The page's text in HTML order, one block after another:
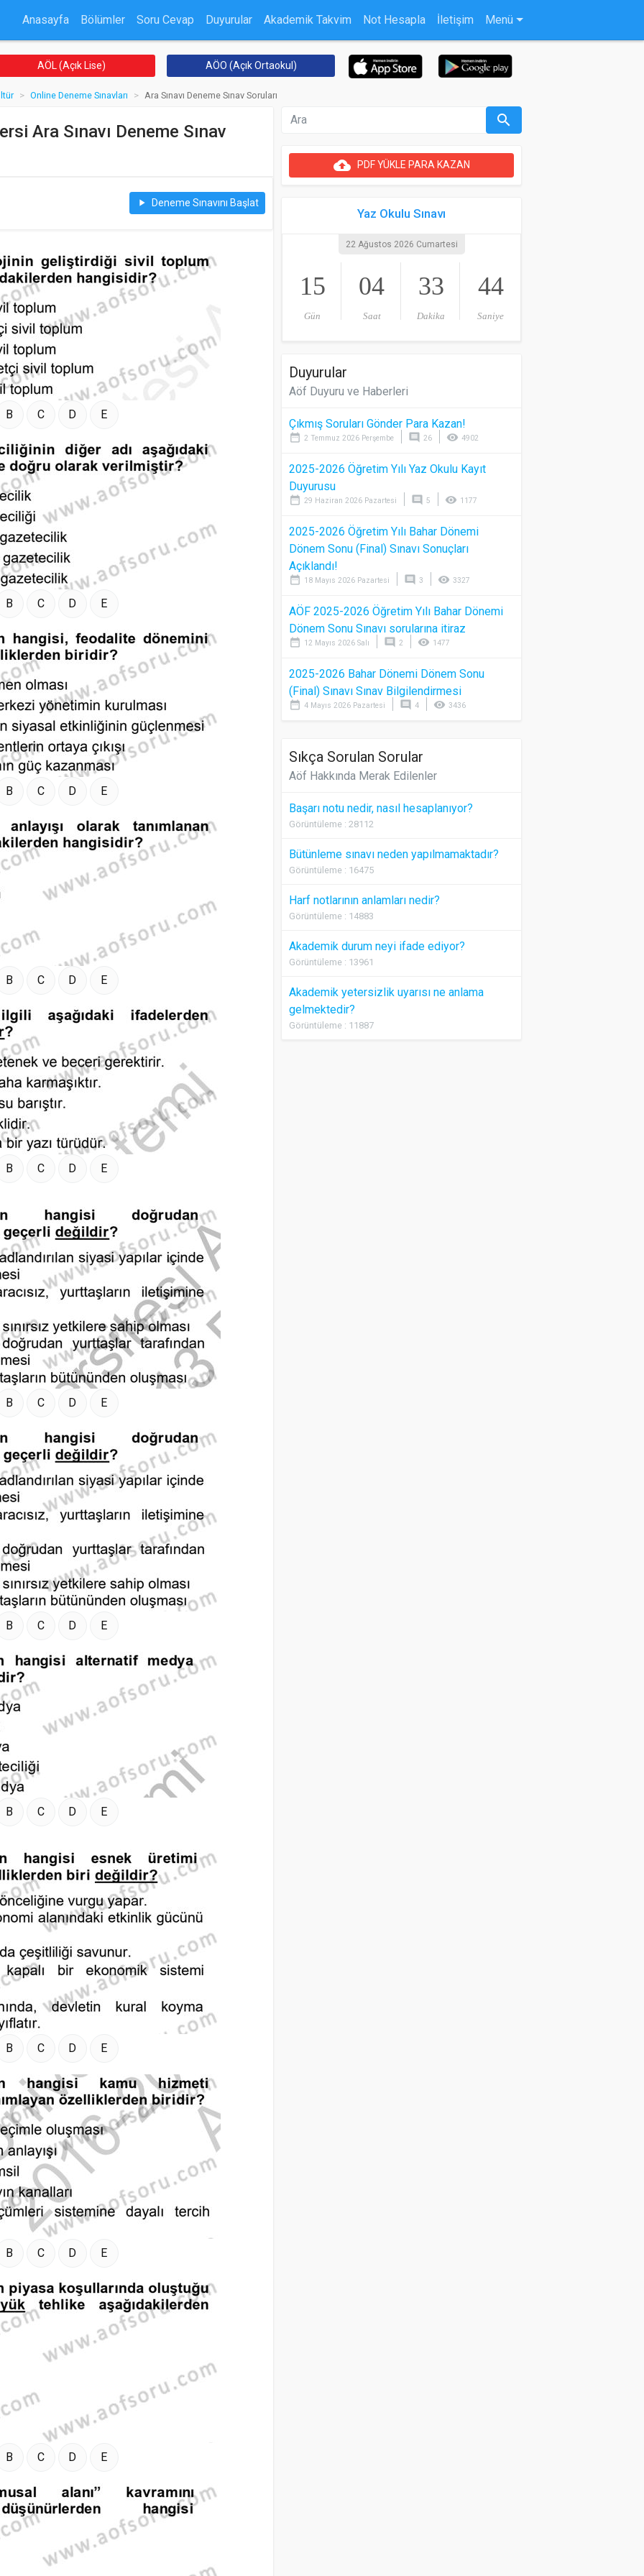
Anasayfa Bölümler Soru Cevap Duyurular Akademik Takvim Not Hesapla İletişim Menü
AÖL (Açık Lise) AÖO (Açık Ortaokul)
Online Deneme Sınavları Ara Sınavı Deneme Sınav Soruları
Ara Sınavı Deneme Sınav
play_arrow Deneme Sınavını Başlat
B C D E
B C D E
B C D E
B C D E
B C D E
B C D E
B C D E
B C D E
B C D E
B C D E
B C D E
search
cloud_uploadPDF YÜKLE PARA KAZAN
Yaz Okulu Sınavı
22 Ağustos 2026 Cumartesi
15
Gün
04
Saat
33
Dakika
43
Saniye
Duyurular
Aöf Duyuru ve Haberleri
Çıkmış Soruları Gönder Para Kazan!
date_range 2 Temmuz 2026 Perşembe comment 26 visibility 4902
2025-2026 Öğretim Yılı Yaz Okulu Kayıt
Duyurusu
date_range 29 Haziran 2026 Pazartesi comment 5 visibility 1177
2025-2026 Öğretim Yılı Bahar Dönemi
Dönem Sonu (Final) Sınavı Sonuçları
Açıklandı!
date_range 18 Mayıs 2026 Pazartesi comment 3 visibility 3327
AÖF 2025-2026 Öğretim Yılı Bahar Dönemi
Dönem Sonu Sınavı sorularına itiraz
date_range 12 Mayıs 2026 Salı comment 2 visibility 1477
2025-2026 Bahar Dönemi Dönem Sonu
(Final) Sınavı Sınav Bilgilendirmesi
date_range 4 Mayıs 2026 Pazartesi comment 4 visibility 3436
Sıkça Sorulan Sorular
Aöf Hakkında Merak Edilenler
Başarı notu nedir, nasıl hesaplanıyor?
Görüntüleme : 28112
Bütünleme sınavı neden yapılmamaktadır?
Görüntüleme : 16475
Harf notlarının anlamları nedir?
Görüntüleme : 14883
Akademik durum neyi ifade ediyor?
Görüntüleme : 13961
Akademik yetersizlik uyarısı ne anlama
gelmektedir?
Görüntüleme : 11887